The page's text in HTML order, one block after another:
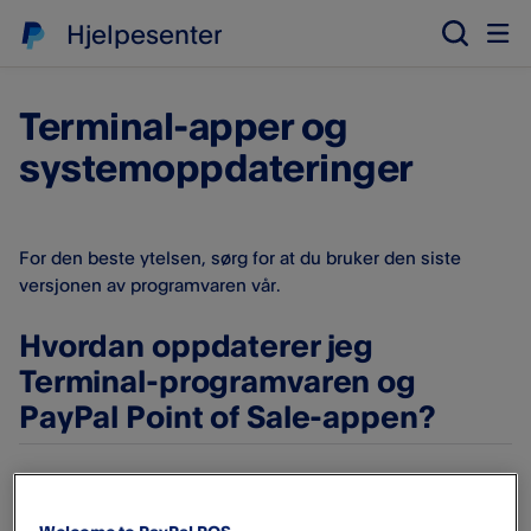
Hjelpesenter
Terminal-apper og
systemoppdateringer
For den beste ytelsen, sørg for at du bruker den siste
versjonen av programvaren vår.
Hvordan oppdaterer jeg
Terminal-programvaren og
PayPal Point of Sale-appen?